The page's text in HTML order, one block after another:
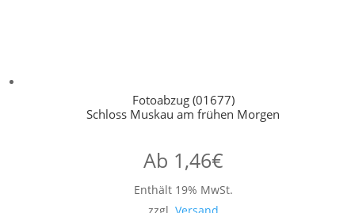
Fotoabzug (01677)
Schloss Muskau am frühen Morgen
Ab 1,46€
Enthält 19% MwSt.